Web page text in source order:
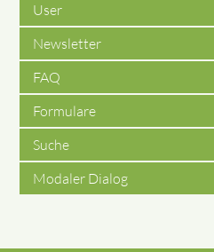
User
Newsletter
FAQ
Formulare
Suche
Modaler Dialog